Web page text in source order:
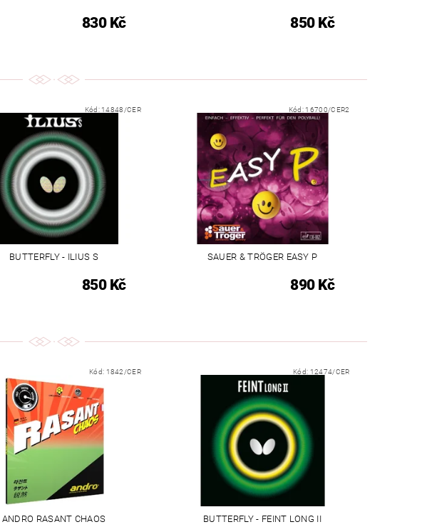
830 Kč 850 Kč
Kód: 14848/CER
BUTTERFLY - ILIUS S
850 Kč
Kód: 16700/CER2
SAUER & TRÖGER EASY P
890 Kč
Kód: 1842/CER
ANDRO RASANT CHAOS
Kód: 12474/CER
BUTTERFLY - FEINT LONG II